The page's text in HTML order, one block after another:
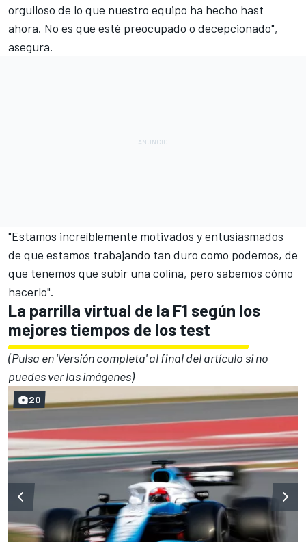
orgulloso de lo que nuestro equipo ha hecho hast
ahora. No es que esté preocupado o decepcionado",
asegura.
"Estamos increíblemente motivados y entusiasmados
de que estamos trabajando tan duro como podemos, de
que tenemos que subir una colina, pero sabemos cómo
hacerlo".
La parrilla virtual de la F1 según los
mejores tiempos de los test
(Pulsa en 'Versión completa' al final del artículo si no
puedes ver las imágenes)
20